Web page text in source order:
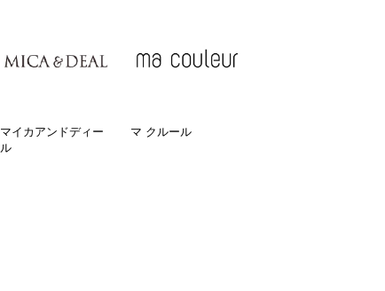
マイカアンドディー
ル
マ クルール